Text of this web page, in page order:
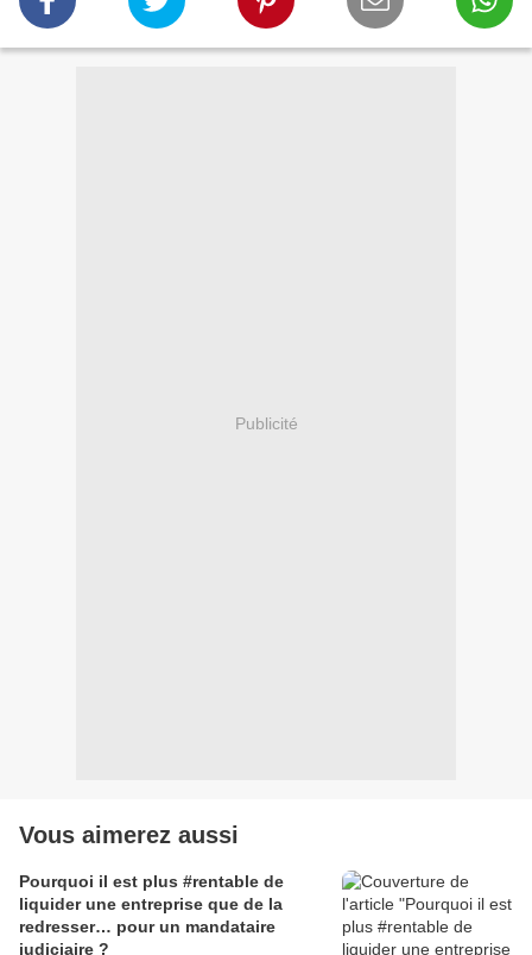
Publicité
Vous aimerez aussi
Pourquoi il est plus #rentable de
liquider une entreprise que de la
redresser… pour un mandataire
judiciaire ?